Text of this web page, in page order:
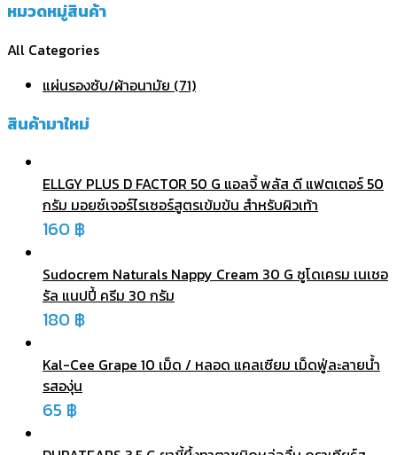
หมวดหมู่สินค้า
All Categories
แผ่นรองซับ/ผ้าอนามัย (71)
สินค้ามาใหม่
ELLGY PLUS D FACTOR 50 G แอลจี้ พลัส ดี แฟตเตอร์ 50
กรัม มอยซ์เจอร์ไรเซอร์สูตรเข้มข้น สำหรับผิวเท้า
160 ฿
Sudocrem Naturals Nappy Cream 30 G ซูโดเครม เนเชอ
รัล แนปปี้ ครีม 30 กรัม
180 ฿
Kal-Cee Grape 10 เม็ด / หลอด แคลเซียม เม็ดฟู่ละลายน้ำ
รสองุ่น
65 ฿